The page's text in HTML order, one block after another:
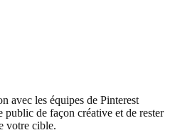
avec les équipes de Pinterest
public de façon créative et de rester
votre cible.